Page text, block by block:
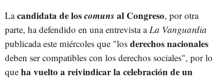
Lacandidata de loscomunsal Congreso, por otra
parte, ha defendido en una entrevista aLa Vanguardia
publicada este miércoles que "los derechos nacionales
deben ser compatibles con los derechos sociales", por lo
que ha vuelto a reivindicar la celebración de un